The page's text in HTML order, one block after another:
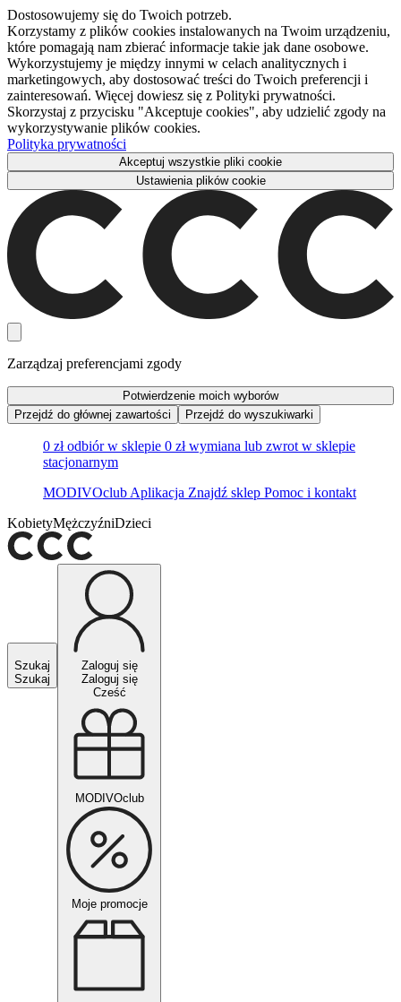
Dostosowujemy się do Twoich potrzeb.
Korzystamy z plików cookies instalowanych na Twoim urządzeniu,
które pomagają nam zbierać informacje takie jak dane osobowe.
Wykorzystujemy je między innymi w celach analitycznych i
marketingowych, aby dostosować treści do Twoich preferencji i
zainteresowań. Więcej dowiesz się z Polityki prywatności.
Skorzystaj z przycisku "Akceptuje cookies", aby udzielić zgody na
wykorzystywanie plików cookies.
Polityka prywatności
Akceptuj wszystkie pliki cookie
Ustawienia plików cookie
Zarządzaj preferencjami zgody
Potwierdzenie moich wyborów
Przejdź do głównej zawartości
Przejdź do wyszukiwarki
0 zł odbiór w sklepie 0 zł wymiana lub zwrot w sklepie
stacjonarnym
MODIVOclub Aplikacja Znajdź sklep Pomoc i kontakt
KobietyMężczyźniDzieci
Szukaj
Szukaj
Zaloguj się
Zaloguj się
Cześć
MODIVOclub
Moje promocje